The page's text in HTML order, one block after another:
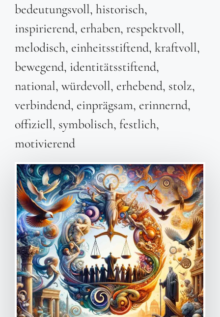
bedeutungsvoll, historisch,
inspirierend, erhaben, respektvoll,
melodisch, einheitsstiftend, kraftvoll,
bewegend, identitätsstiftend,
national, würdevoll, erhebend, stolz,
verbindend, einprägsam, erinnernd,
offiziell, symbolisch, festlich,
motivierend